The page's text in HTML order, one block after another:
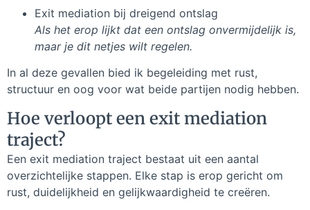
Exit mediation bij dreigend ontslag
Als het erop lijkt dat een ontslag onvermijdelijk is,
maar je dit netjes wilt regelen.
In al deze gevallen bied ik begeleiding met rust,
structuur en oog voor wat beide partijen nodig hebben.
Hoe verloopt een exit mediation
traject?
Een exit mediation traject bestaat uit een aantal
overzichtelijke stappen. Elke stap is erop gericht om
rust, duidelijkheid en gelijkwaardigheid te creëren.